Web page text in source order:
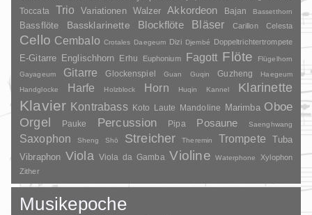
Toccata Trio Variationen Walzer Akkordeon Bajan Bassetthorn
Bassflöte Bassklarinette Blockflöte Bläser Carillon Celesta
Cello Cembalo Crotales Daegeum Dizi Djembé Doppeltrichtertrompete
E-Gitarre Englischhorn Erhu Euphonium Fagott Flöte
Flügelhorn
Gayageum
Gitarre Glockenspiel Guan Guqin Guzheng
Haegeum
Handglocke
Harfe Holzblock Horn Huqin Kannel Klarinette
Klavier Kontrabass Koto Laute Mandoline Marimba Oboe
Orgel Pauke Percussion Pipa Posaune Saenghwang
Saxophon Sheng Shō Streicher Theremin Trompete
Tuba
Vibraphon Viola Viola da Gamba Violine Waterphone
Xylophon
Zither
Musikepoche